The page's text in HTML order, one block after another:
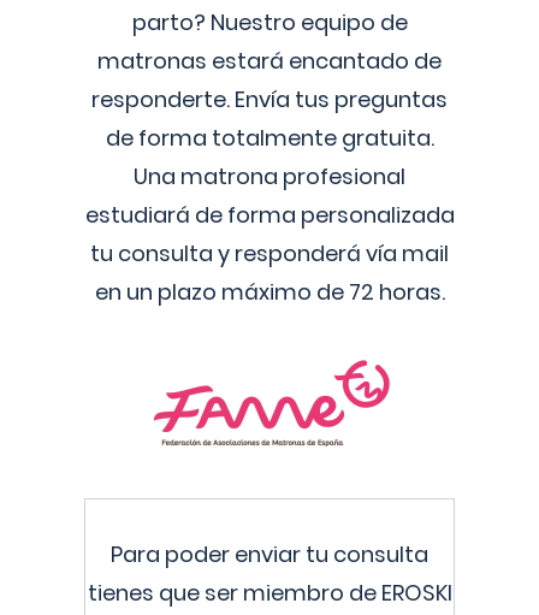
parto? Nuestro equipo de
matronas estará encantado de
responderte. Envía tus preguntas
de forma totalmente gratuita.
Una matrona profesional
estudiará de forma personalizada
tu consulta y responderá vía mail
en un plazo máximo de 72 horas.
Para poder enviar tu consulta
tienes que ser miembro de EROSKI